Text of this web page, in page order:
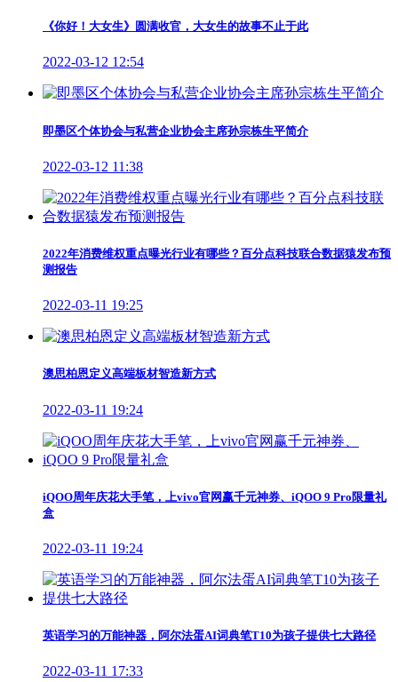
《你好！大女生》圆满收官，大女生的故事不止于此
2022-03-12 12:54
即墨区个体协会与私营企业协会主席孙宗栋生平简介
2022-03-12 11:38
2022年消费维权重点曝光行业有哪些？百分点科技联合数据猿发布预
测报告
2022-03-11 19:25
澳思柏恩定义高端板材智造新方式
2022-03-11 19:24
iQOO周年庆花大手笔，上vivo官网赢千元神券、iQOO 9 Pro限量礼
盒
2022-03-11 19:24
英语学习的万能神器，阿尔法蛋AI词典笔T10为孩子提供七大路径
2022-03-11 17:33